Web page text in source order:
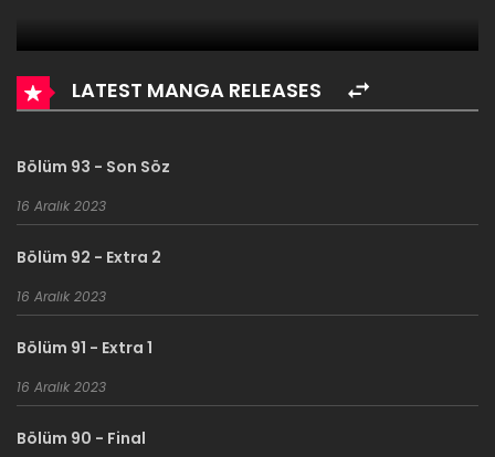
LATEST MANGA RELEASES
Bölüm 93 - Son Söz
16 Aralık 2023
Bölüm 92 - Extra 2
16 Aralık 2023
Bölüm 91 - Extra 1
16 Aralık 2023
Bölüm 90 - Final